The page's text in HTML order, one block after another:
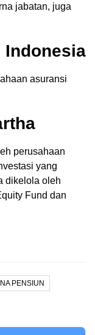
jabatan, juga
Indonesia
asuransi
perusahaan
yang
dikelola oleh
Fund dan
PENSIUN